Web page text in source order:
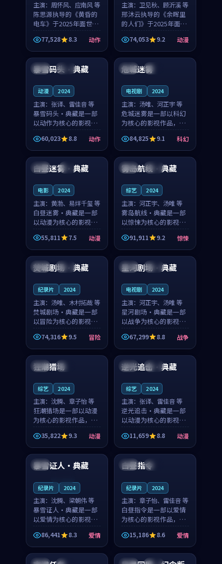
主演： 周怀风、应南风 等
陈思源执导的《黄昏的
电车》于2025年面世，
日本的城市气质与渔村
故事的人物心境共同构
筑了影片基调。周怀
风、应南风用细腻的表
演撑起整部动作电影，
77,528 8.3 动作
主演： 卫见秋、顾沂溪 等
邢沐云执导的《余晖里
的人们》于2025年面
世，泰国的城市气质与
小镇生活的人物心境共
同构筑了影片基调。卫
见秋、顾沂溪用细腻的
表演撑起整部动漫电
74,053 9.2 动漫
日本 独播
暴雪码头·典藏
动漫 2024
主演： 张译、雷佳音 等
暴雪码头·典藏是一部
以动作为核心的影视作
品，围绕危机、反转与
人物成长展开，整体节
奏紧凑，值得推荐观
看。
60,023 8.8 动作
法国 独播
危城迷雾
电视剧 2024
主演： 汤唯、河正宇 等
危城迷雾是一部以科幻
为核心的影视作品，围
绕危机、反转与人物成
长展开，整体节奏紧
凑，值得推荐观看。
84,825 9.1 科幻
中国 4K
白昼迷雾·典藏
电影 2024
主演： 黄渤、易烊千玺 等
白昼迷雾·典藏是一部
以动漫为核心的影视作
品，围绕危机、反转与
人物成长展开，整体节
奏紧凑，值得推荐观
看。
55,811 7.5 动漫
英国 热播
雾岛航线·典藏
综艺 2024
主演： 河正宇、汤唯 等
雾岛航线·典藏是一部
以惊悚为核心的影视作
品，围绕危机、反转与
人物成长展开，整体节
奏紧凑，值得推荐观
看。
91,911 9.2 惊悚
中国 热播
焚城剧场·典藏
纪录片 2024
主演： 汤唯、木村拓哉 等
焚城剧场·典藏是一部
以冒险为核心的影视作
品，围绕危机、反转与
人物成长展开，整体节
奏紧凑，值得推荐观
看。
74,316 9.5 冒险
泰国 杜比
星河剧场·典藏
电视剧 2024
主演： 河正宇、汤唯 等
星河剧场·典藏是一部
以战争为核心的影视作
品，围绕危机、反转与
人物成长展开，整体节
奏紧凑，值得推荐观
67,299 8.8 战争
美国 热播
狂潮猎场
综艺 2024
主演： 沈腾、章子怡 等
狂潮猎场是一部以动漫
为核心的影视作品，围
绕危机、反转与人物成
长展开，整体节奏紧
凑，值得推荐观看。
35,822 9.3 动漫
中国 高分
逆光追击·典藏
综艺 2024
主演： 张译、雷佳音 等
逆光追击·典藏是一部
以动漫为核心的影视作
品，围绕危机、反转与
人物成长展开，整体节
奏紧凑，值得推荐观
看。
11,659 8.8 动漫
中国
暴雪证人·典藏
纪录片 2024
主演： 沈腾、梁朝伟 等
暴雪证人·典藏是一部
以爱情为核心的影视作
品，围绕危机、反转与
人物成长展开，整体节
奏紧凑，值得推荐观
看。
86,441 8.3 爱情
美国 完结
白昼指令
纪录片 2024
主演： 章子怡、雷佳音 等
白昼指令是一部以爱情
为核心的影视作品，围
绕危机、反转与人物成
长展开，整体节奏紧
凑，值得推荐观看。
15,186 8.6 爱情